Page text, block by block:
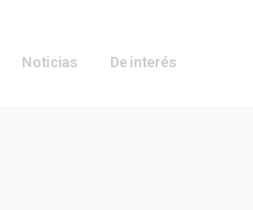
Noticias De interés